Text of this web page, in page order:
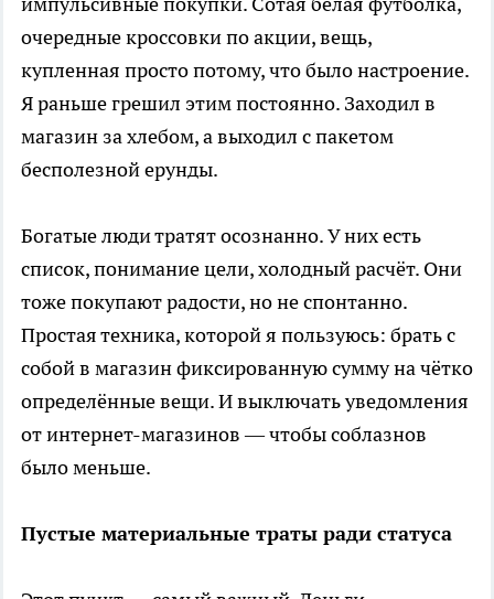
очередные кроссовки по акции, вещь,
купленная просто потому, что было настроение.
Я раньше грешил этим постоянно. Заходил в
магазин за хлебом, а выходил с пакетом
бесполезной ерунды.
Богатые люди тратят осознанно. У них есть
список, понимание цели, холодный расчёт. Они
тоже покупают радости, но не спонтанно.
Простая техника, которой я пользуюсь: брать с
собой в магазин фиксированную сумму на чётко
определённые вещи. И выключать уведомления
от интернет-магазинов — чтобы соблазнов
было меньше.
Пустые материальные траты ради статуса